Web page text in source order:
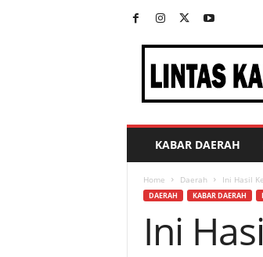
KABAR DAERAH
Home Daerah Ini Hasil
DAERAH KABAR DAERAH
Ini